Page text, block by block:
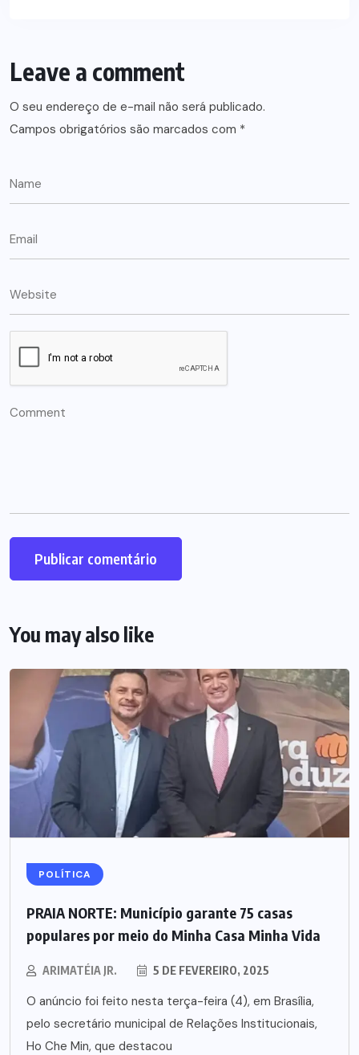
Leave a comment
O seu endereço de e-mail não será publicado.
Campos obrigatórios são marcados com *
You may also like
POLÍTICA
PRAIA NORTE: Município garante 75 casas
populares por meio do Minha Casa Minha Vida
ARIMATÉIA JR. 5 DE FEVEREIRO, 2025
O anúncio foi feito nesta terça-feira (4), em Brasília,
pelo secretário municipal de Relações Institucionais,
Ho Che Min, que destacou